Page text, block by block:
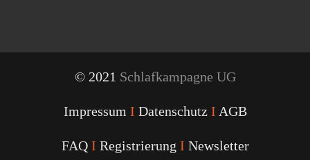
© 2021 Schlafkampagne UG
Impressum I Datenschutz I AGB
FAQ I Registrierung I Newsletter